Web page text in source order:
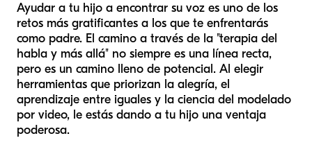
Ayudar a tu hijo a encontrar su voz es uno de los
retos más gratificantes a los que te enfrentarás
como padre. El camino a través de la "terapia del
habla y más allá" no siempre es una línea recta,
pero es un camino lleno de potencial. Al elegir
herramientas que priorizan la alegría, el
aprendizaje entre iguales y la ciencia del modelado
por video, le estás dando a tu hijo una ventaja
poderosa.